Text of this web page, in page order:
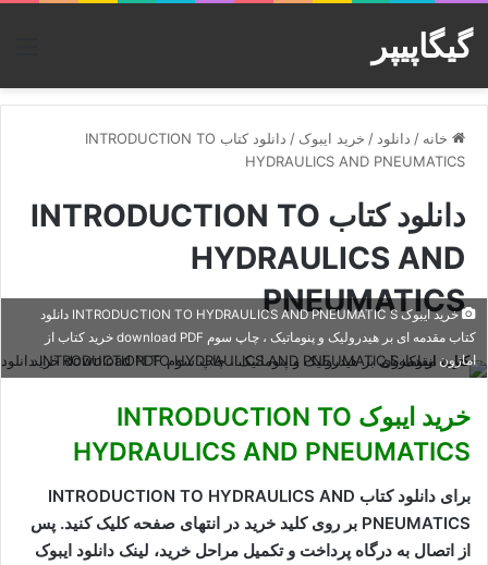
گیگاپیپر
خانه / دانلود / خرید ایبوک /
دانلود کتاب INTRODUCTION TO
HYDRAULICS AND PNEUMATICS
دانلود کتاب INTRODUCTION TO
HYDRAULICS AND
PNEUMATICS
خرید ایبوک INTRODUCTION TO HYDRAULICS AND PNEUMATIC S دانلود
کتاب مقدمه ای بر هیدرولیک و پنوماتیک ، چاپ سوم download PDF خرید کتاب از
امازون
خرید ایبوک INTRODUCTION TO
HYDRAULICS AND PNEUMATICS
برای دانلود کتاب INTRODUCTION TO HYDRAULICS AND
PNEUMATICS بر روی کلید خرید در انتهای صفحه کلیک کنید. پس
از اتصال به درگاه پرداخت و تکمیل مراحل خرید، لینک دانلود ایبوک